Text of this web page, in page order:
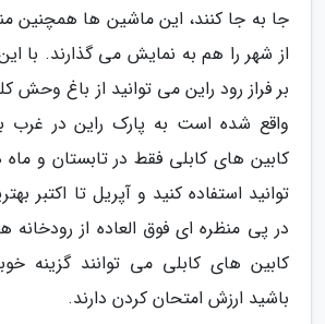
جا به جا کنند، این ماشین ها همچنین
از شهر را هم به نمایش می گذارند. با
بر فراز رود راین می توانید از باغ وحش
واقع شده است به پارک راین در غرب
کابین های کابلی فقط در تابستان و
توانید استفاده کنید و آپریل تا اکتبر
در پی منظره ای فوق العاده از رودخانه
کابین های کابلی می توانند گزینه
باشید ارزش امتحان کردن دارند.